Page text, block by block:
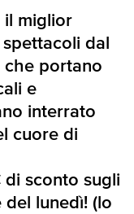
il miglior
dal
che portano
e
interrato
cuore di
sconto sugli
lunedì! (lo